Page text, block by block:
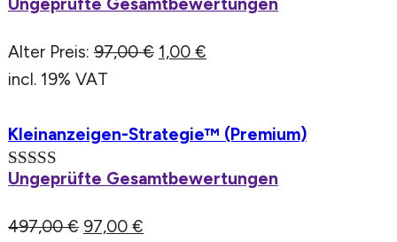
Rated5.00
Alter Preis: 97,00€ 1,00 €
incl. 19% VAT
Kleinanzeigen-Strategie™ (Premium)
Rated5.00
Ungeprüfte Gesamtbewertungen
497,00€ 97,00 €